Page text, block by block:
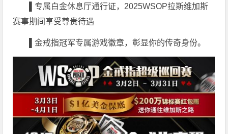
专属白金休息厅通行证，2025WSOP拉斯维加斯
赛事期间享受尊贵待遇
▌金戒指冠军专属游戏徽章，彰显你的传奇身份。